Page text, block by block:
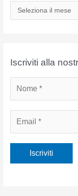
r
iIscriviti alla